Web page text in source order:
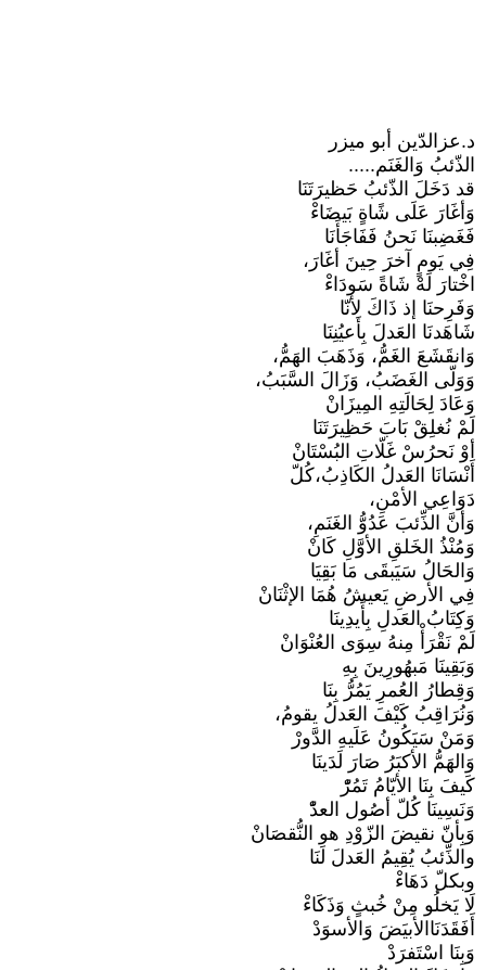
د.عزالدّين أبو ميزر
الذّئبُ وَالغَنَم.....
قد دَخَلَ الذّئبُ حَظيرَتَنَا
وَأغَارَ عَلَى شًاةٍ بَيضَاءْ
فَغَضِبنَا نَحنُ فَفَاجَأَنَا
فِي يَومٍ آخرَ حِينَ أغَارَ،
اخْتارَ لَهْ شَاةً سَودَاءْ
وَفَرِحنَا إذ ذَاكَ لِأنّا
شَاهَدنَا العَدلَ بِأعيُنِنَا
وَانقَشَعَ الغَمُّ، وَذَهَبَ الهَمُّ،
وَوَلّى الغَضَبُ، وَزَالَ السَّبَبُ،
وَعَادَ لِحَالَتِهِ المِيزَانْ
لَمْ نُغلِقْ بَابَ حَظِيرَتَنَا
أوْ نَحرُسْ غَلّاتِ البُسْتَانْ
أَنْسَانَا العَدلُ الكَاذِبُ،كُلّ
دَوَاعِي الأمْنِ،
وَأنَّ الذِّئبَ عَدُوُّ الغَنَمِ،
وَمُنْذُ الخَلقِ الأوَّلِ كَانْ
وَالحَالُ سَيَبقَى مَا بَقِيَا
فِي الأرضِ يَعيشُ هُمَا الإثْنَانْ
وَكِتَابُ العَدلِ بِأَيدِينَا
لَمْ نَقْرَأْ مِنهُ سِوَى العُنْوَانْ
وَبَقِينَا مَبهُورِينَ بِهِ
وَقِطارُ العُمرِ يَمُرُّ بِنَا
وَنُرَاقِبُ كَيْفَ العَدلُ يقومُ،
وَمَنْ سَيَكُونُ عَلَيهِ الدَّورْ
وَالهَمُّ الأكبَرُ صَارَ لَدَينَا
كَيفَ بِنَا الأيّامُ تَمُرّْ
وَنَسِينَا كُلّ أصُول العدّْ
وَبِأنّ نقيضَ الزّوْدِ هو النُّقصَانْ
والذِّئبُ يُقِيمُ العَدلَ لَنَا
وبكلّ دَهَاءْ
لَا يَخلُو مِنْ خُبثٍ وَذَكَاءْ
أَفَقَدَنَاالأبيَضَ وَالأسوَدْ
وَبِنَا اسْتَفرَدْ